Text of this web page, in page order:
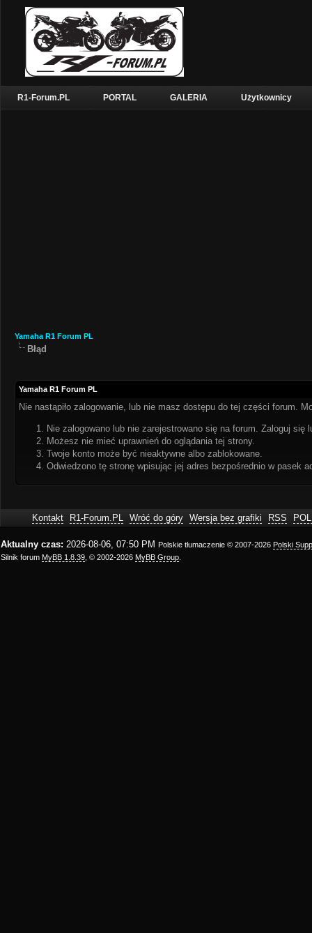
R1-Forum.PL PORTAL GALERIA Użytkownicy
Yamaha R1 Forum PL
Błąd
Yamaha R1 Forum PL
Nie nastąpiło zalogowanie, lub nie masz dostępu do tej części forum.
Nie zalogowano lub nie zarejestrowano się na forum. Zaloguj się
Możesz nie mieć uprawnień do oglądania tej strony.
Twoje konto może być nieaktywne albo zablokowane.
Odwiedzono tę stronę wpisując jej adres bezpośrednio w pasek
Kontakt R1-Forum.PL Wróć do góry Wersja bez grafiki RSS
Aktualny czas: 2026-08-06, 07:50 PM Polskie tłumaczenie © 2007-2026 Polski
Silnik forum MyBB 1.8.39 , © 2002-2026 MyBB Group